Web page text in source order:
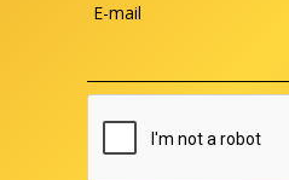
E-mail